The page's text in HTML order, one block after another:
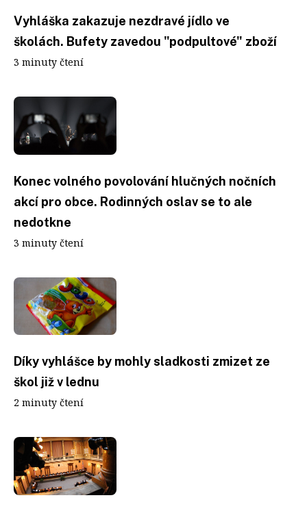
Vyhláška zakazuje nezdravé jídlo ve
školách. Bufety zavedou "podpultové" zboží
3 minuty čtení
Konec volného povolování hlučných nočních
akcí pro obce. Rodinných oslav se to ale
nedotkne
3 minuty čtení
Díky vyhlášce by mohly sladkosti zmizet ze
škol již v lednu
2 minuty čtení